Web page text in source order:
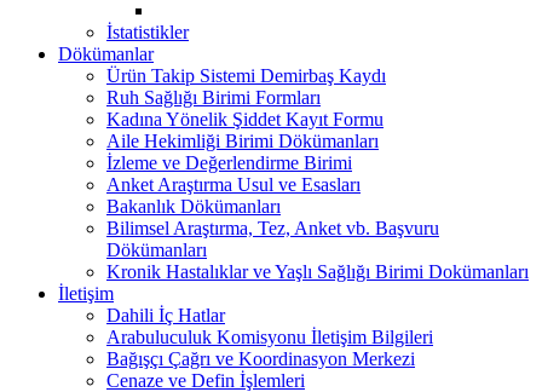
İstatistikler
Dökümanlar
Ürün Takip Sistemi Demirbaş Kaydı
Ruh Sağlığı Birimi Formları
Kadına Yönelik Şiddet Kayıt Formu
Aile Hekimliği Birimi Dökümanları
İzleme ve Değerlendirme Birimi
Anket Araştırma Usul ve Esasları
Bakanlık Dökümanları
Bilimsel Araştırma, Tez, Anket vb. Başvuru
Dökümanları
Kronik Hastalıklar ve Yaşlı Sağlığı Birimi Dokümanları
İletişim
Dahili İç Hatlar
Arabuluculuk Komisyonu İletişim Bilgileri
Bağışçı Çağrı ve Koordinasyon Merkezi
Cenaze ve Defin İşlemleri